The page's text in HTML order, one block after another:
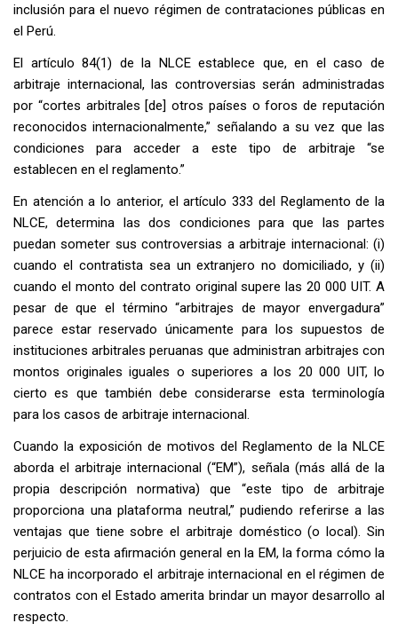
inclusión para el nuevo régimen de contrataciones públicas en
el Perú.
El artículo 84(1) de la NLCE establece que, en el caso de
arbitraje internacional, las controversias serán administradas
por “cortes arbitrales [de] otros países o foros de reputación
reconocidos internacionalmente,” señalando a su vez que las
condiciones para acceder a este tipo de arbitraje “se
establecen en el reglamento.”
En atención a lo anterior, el artículo 333 del Reglamento de la
NLCE, determina las dos condiciones para que las partes
puedan someter sus controversias a arbitraje internacional: (i)
cuando el contratista sea un extranjero no domiciliado, y (ii)
cuando el monto del contrato original supere las 20 000 UIT. A
pesar de que el término “arbitrajes de mayor envergadura”
parece estar reservado únicamente para los supuestos de
instituciones arbitrales peruanas que administran arbitrajes con
montos originales iguales o superiores a los 20 000 UIT, lo
cierto es que también debe considerarse esta terminología
para los casos de arbitraje internacional.
Cuando la exposición de motivos del Reglamento de la NLCE
aborda el arbitraje internacional (“EM”), señala (más allá de la
propia descripción normativa) que “este tipo de arbitraje
proporciona una plataforma neutral,” pudiendo referirse a las
ventajas que tiene sobre el arbitraje doméstico (o local). Sin
perjuicio de esta afirmación general en la EM, la forma cómo la
NLCE ha incorporado el arbitraje internacional en el régimen de
contratos con el Estado amerita brindar un mayor desarrollo al
respecto.